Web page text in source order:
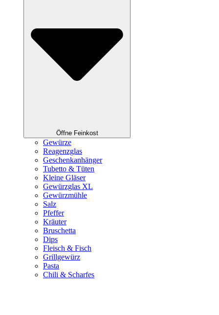
Öffne Feinkost
Gewürze
Reagenzglas
Geschenkanhänger
Tubetto & Tüten
Kleine Gläser
Gewürzglas XL
Gewürzmühle
Salz
Pfeffer
Kräuter
Bruschetta
Dips
Fleisch & Fisch
Grillgewürz
Pasta
Chili & Scharfes